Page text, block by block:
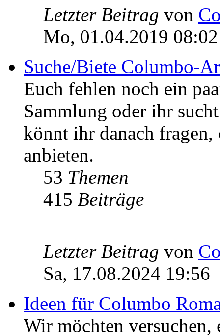
Letzter Beitrag von
Mo, 01.04.2019 08:02
Suche/Biete Columbo-
Euch fehlen noch ein
Sammlung oder ihr
könnt ihr danach
anbieten.
53 Themen
415 Beiträge
Letzter Beitrag von
Sa, 17.08.2024 19:56
Ideen für Columbo
Wir möchten